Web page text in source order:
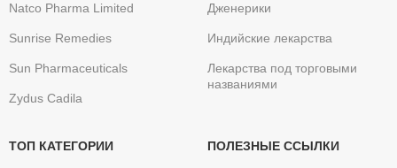
Natco Pharma Limited
Sunrise Remedies
Sun Pharmaceuticals
Zydus Cadila
Дженерики
Индийские лекарства
Лекарства под торговыми
названиями
ТОП КАТЕГОРИИ ПОЛЕЗНЫЕ ССЫЛКИ